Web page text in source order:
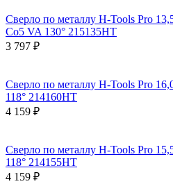
Сверло по металлу H-Tools Pro
Co5 VA 130° 215135HT
3 797 ₽
Сверло по металлу H-Tools Pro
118° 214160HT
4 159 ₽
Сверло по металлу H-Tools Pro
118° 214155HT
4 159 ₽